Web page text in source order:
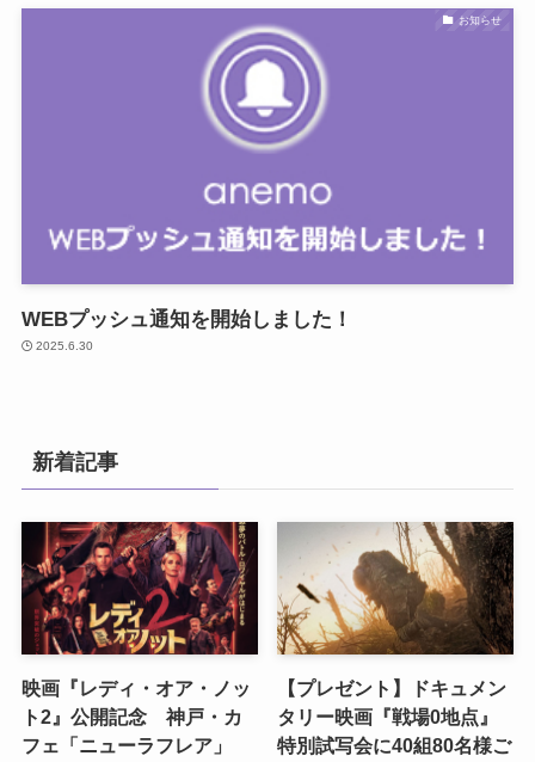
お知らせ
WEBプッシュ通知を開始しました！
2025.6.30
新着記事
映画『レディ・オア・ノッ
ト2』公開記念 神戸・カ
フェ「ニューラフレア」
【プレゼント】ドキュメン
タリー映画『戦場0地点』
特別試写会に40組80名様ご